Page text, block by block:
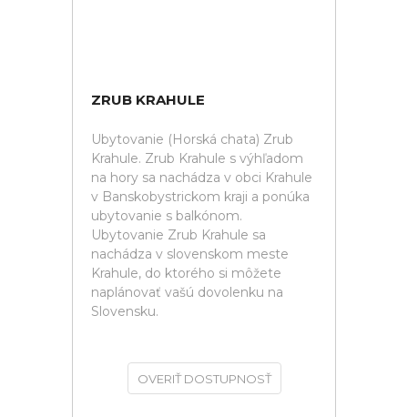
ZRUB KRAHULE
Ubytovanie (Horská chata) Zrub
Krahule. Zrub Krahule s výhľadom
na hory sa nachádza v obci Krahule
v Banskobystrickom kraji a ponúka
ubytovanie s balkónom.
Ubytovanie Zrub Krahule sa
nachádza v slovenskom meste
Krahule, do ktorého si môžete
naplánovať vašú dovolenku na
Slovensku.
OVERIŤ DOSTUPNOSŤ